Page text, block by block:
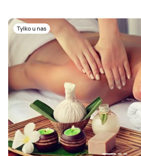
Tylko u nas